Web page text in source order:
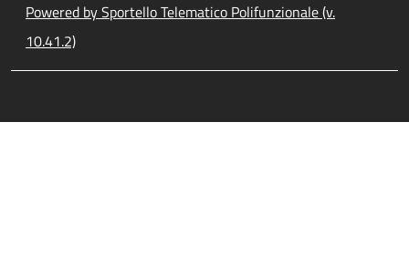
Powered by Sportello Telematico Polifunzionale (v.
10.41.2)